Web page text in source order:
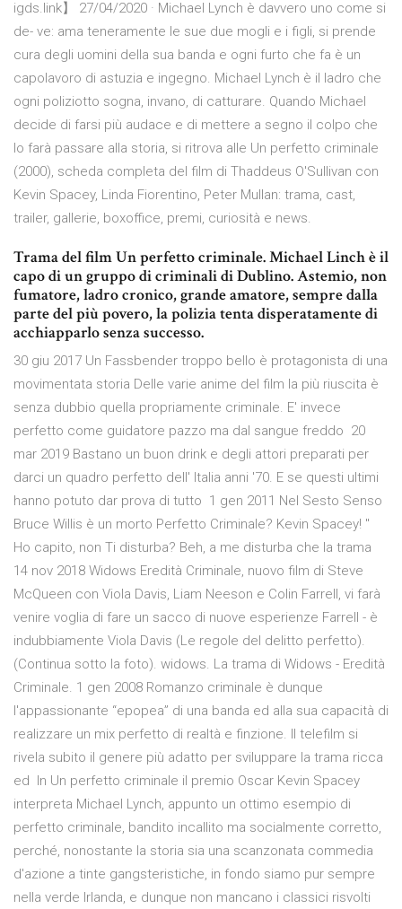
igds.link】 27/04/2020 · Michael Lynch è davvero uno come si
de- ve: ama teneramente le sue due mogli e i figli, si prende
cura degli uomini della sua banda e ogni furto che fa è un
capolavoro di astuzia e ingegno. Michael Lynch è il ladro che
ogni poliziotto sogna, invano, di catturare. Quando Michael
decide di farsi più audace e di mettere a segno il colpo che
lo farà passare alla storia, si ritrova alle Un perfetto criminale
(2000), scheda completa del film di Thaddeus O'Sullivan con
Kevin Spacey, Linda Fiorentino, Peter Mullan: trama, cast,
trailer, gallerie, boxoffice, premi, curiosità e news.
Trama del film Un perfetto criminale. Michael Linch è il
capo di un gruppo di criminali di Dublino. Astemio, non
fumatore, ladro cronico, grande amatore, sempre dalla
parte del più povero, la polizia tenta disperatamente di
acchiapparlo senza successo.
30 giu 2017 Un Fassbender troppo bello è protagonista di una
movimentata storia Delle varie anime del film la più riuscita è
senza dubbio quella propriamente criminale. E' invece
perfetto come guidatore pazzo ma dal sangue freddo 20
mar 2019 Bastano un buon drink e degli attori preparati per
darci un quadro perfetto dell' Italia anni '70. E se questi ultimi
hanno potuto dar prova di tutto 1 gen 2011 Nel Sesto Senso
Bruce Willis è un morto Perfetto Criminale? Kevin Spacey! ''
Ho capito, non Ti disturba? Beh, a me disturba che la trama
14 nov 2018 Widows Eredità Criminale, nuovo film di Steve
McQueen con Viola Davis, Liam Neeson e Colin Farrell, vi farà
venire voglia di fare un sacco di nuove esperienze Farrell - è
indubbiamente Viola Davis (Le regole del delitto perfetto).
(Continua sotto la foto). widows. La trama di Widows - Eredità
Criminale. 1 gen 2008 Romanzo criminale è dunque
l'appassionante “epopea” di una banda ed alla sua capacità di
realizzare un mix perfetto di realtà e finzione. Il telefilm si
rivela subito il genere più adatto per sviluppare la trama ricca
ed In Un perfetto criminale il premio Oscar Kevin Spacey
interpreta Michael Lynch, appunto un ottimo esempio di
perfetto criminale, bandito incallito ma socialmente corretto,
perché, nonostante la storia sia una scanzonata commedia
d'azione a tinte gangsteristiche, in fondo siamo pur sempre
nella verde Irlanda, e dunque non mancano i classici risvolti